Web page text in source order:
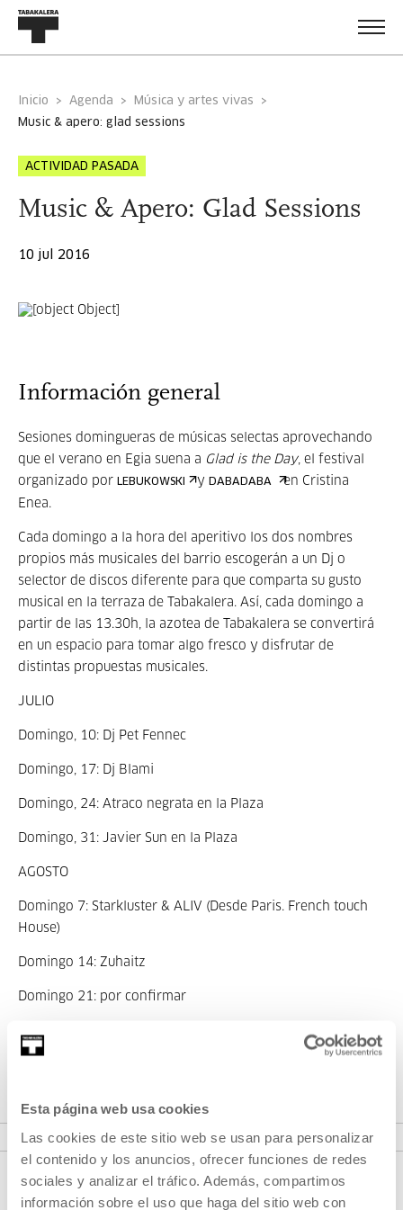
Esta página web usa cookies
Las cookies de este sitio web se usan para personalizar
el contenido y los anuncios, ofrecer funciones de redes
sociales y analizar el tráfico. Además, compartimos
información sobre el uso que haga del sitio web con
Inicio Agenda
Música y artes vivas
music & apero: glad sessions
ACTIVIDAD PASADA
Music & Apero: Glad Sessions
10 jul 2016
Información general
Sesiones domingueras de músicas selectas aprovechando
que el verano en Egia suena a Glad is the Day, el festival
organizado por LEBUKOWSKI y DABADABA
en Cristina
Enea.
Cada domingo a la hora del aperitivo los dos nombres
propios más musicales del barrio escogerán a un Dj o
selector de discos diferente para que comparta su gusto
musical en la terraza de Tabakalera. Así, cada domingo a
partir de las 13.30h, la azotea de Tabakalera se convertirá
en un espacio para tomar algo fresco y disfrutar de
distintas propuestas musicales.
JULIO
Domingo, 10: Dj Pet Fennec
Domingo, 17: Dj Blami
Domingo, 24: Atraco negrata en la Plaza
Domingo, 31: Javier Sun en la Plaza
AGOSTO
Domingo 7: Starkluster & ALIV (Desde Paris. French touch
House)
Domingo 14: Zuhaitz
Domingo 21: por confirmar
Domingo 28: FRIKSTAILERS DJ SET + warm up by MENEO